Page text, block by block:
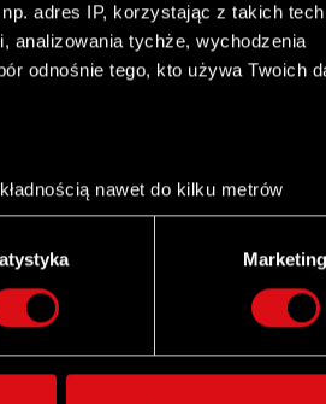
adres IP, korzystając z takich
analizowania tychże, wychodzenia
odnośnie tego, kto używa Twoich
nawet do kilku metrów
je zbiory danych
oraz ustaw własne preferencje w
zgodę w dowolnej chwili.
funkcje społecznościowe i
Marketing
Dowiedz się